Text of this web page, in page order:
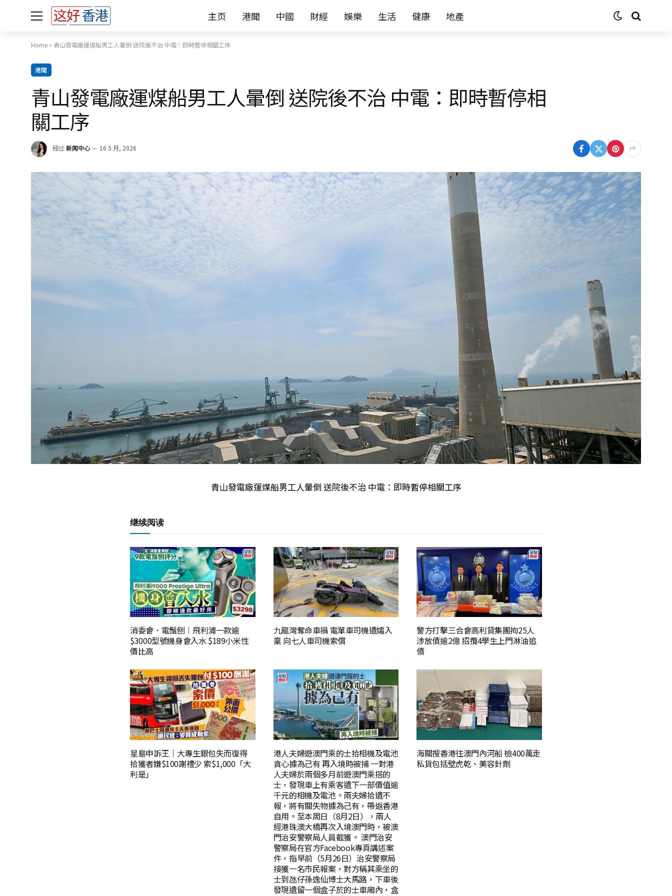
主页 港聞 中國 財經 娛樂 生活 健康 地產
Home » 青山發電廠運煤船男工人暈倒 送院後不治 中電：即時暫停相關工序
港聞
青山發電廠運煤船男工人暈倒 送院後不治 中電：即時暫停相
關工序
经过 新闻中心 16 5 月, 2026
青山發電廠運煤船男工人暈倒 送院後不治 中電：即時暫停相關工序
继续阅读
消委會．電鬚刨︱飛利浦一款逾
$3000型號機身會入水 $189小米性
價比高
九龍灣奪命車禍 電單車司機遺孀入
稟 向七人車司機索償
警方打擊三合會高利貸集團拘25人
涉放債逾2億 招攬4學生上門淋油追
債
星島申訴王｜大專生銀包失而復得
拾獲者嫌$100謝禮少 索$1,000「大
利是」
港人夫婦遊澳門乘的士拾相機及電池
貪心據為己有 再入境時被捕 一對港
人夫婦於兩個多月前遊澳門乘搭的
士，發現車上有乘客遺下一部價值逾
千元的相機及電池。兩夫婦拾遺不
報，將有關失物據為己有，帶返香港
自用。至本周日（8月2日），兩人
經港珠澳大橋再次入境澳門時，被澳
門治安警察局人員截獲。 澳門治安
警察局在官方Facebook專頁講述案
件，指早前（5月26日）治安警察局
接獲一名市民報案，對方稱其乘坐的
士到氹仔孫逸仙博士大馬路，下車後
發現遺留一個盒子於的士車廂內，盒
海關搜香港往澳門內河船 檢400萬走
私貨包括壁虎乾、美容針劑